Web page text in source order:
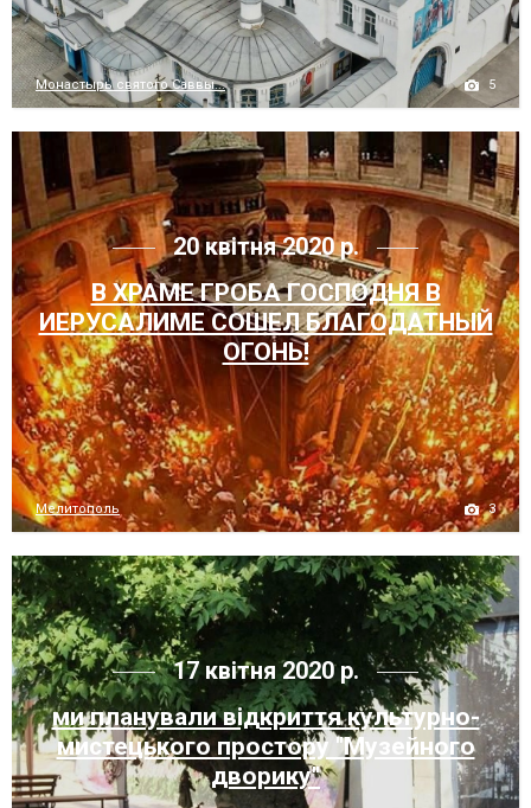
Монастырь святого Саввы... 5
20 квітня 2020 р.
В ХРАМЕ ГРОБА ГОСПОДНЯ В
ИЕРУСАЛИМЕ СОШЕЛ БЛАГОДАТНЫЙ
ОГОНЬ!
Мелитополь 3
17 квітня 2020 р.
ми планували відкриття культурно-
мистецького простору "Музейного
дворику"